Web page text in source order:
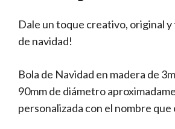
Dale un toque creativo, original
de navidad!
Bola de Navidad en madera de
90mm de diámetro
personalizada con el nombre que